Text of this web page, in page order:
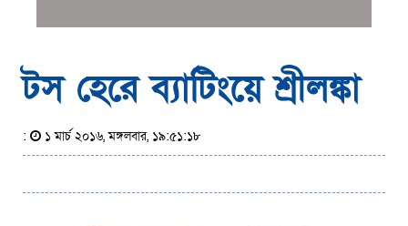
টস হেরে ব্যাটিংয়ে শ্রীলঙ্কা
: ১ মার্চ ২০১৬, মঙ্গলবার, ১৯:৫১:১৮